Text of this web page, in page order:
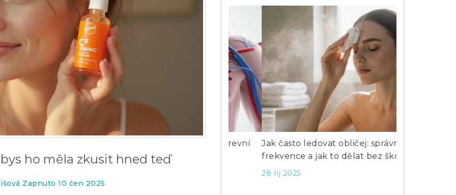
ho měla zkusit hned teď
Zapnuto 10 čen 2025
oběh a lymfa
Jak často ledovat obličej: správná
frekvence a jak to dělat bez škody
28 říj 2025